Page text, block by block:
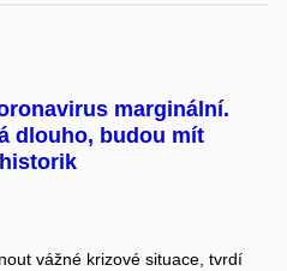
marginální.
dlouho, budou mít
vážné krizové situace, tvrdí